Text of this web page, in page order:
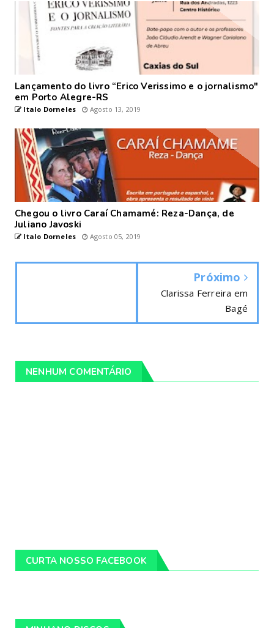
Lançamento do livro “Erico Verissimo e o jornalismo"
em Porto Alegre-RS
Italo Dorneles Agosto 13, 2019
Chegou o livro Caraí Chamamé: Reza-Dança, de
Juliano Javoski
Italo Dorneles Agosto 05, 2019
Próximo
Clarissa Ferreira em
Bagé
NENHUM COMENTÁRIO
CURTA NOSSO FACEBOOK